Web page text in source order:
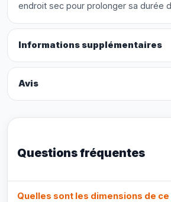
endroit sec pour prolonger sa durée
Informations supplémentaires
Avis
Questions fréquentes
Quelles sont les dimensions de